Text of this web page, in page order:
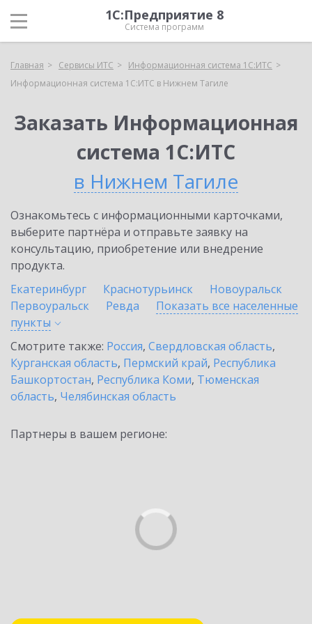
1С:Предприятие 8
Система программ
Главная Сервисы ИТС
Информационная система 1С:ИТС
Информационная система 1С:ИТС в Нижнем Тагиле
Заказать Информационная
система 1С:ИТС
в Нижнем Тагиле
Ознакомьтесь с информационными карточками,
выберите партнёра и отправьте заявку на
консультацию, приобретение или внедрение
продукта.
Екатеринбург
Краснотурьинск
Новоуральск
Первоуральск
Ревда
Показать все населенные
пункты
Смотрите также: Россия, Свердловская область,
Курганская область, Пермский край, Республика
Башкортостан, Республика Коми, Тюменская
область, Челябинская область
Партнеры в вашем регионе: